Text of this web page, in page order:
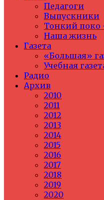
Педагоги
Выпускники
Тонкий
Наша жизнь
Газета
«Большая»
Учебная
Радио
Архив
2010
2011
2012
2013
2014
2015
2016
2017
2018
2019
2020